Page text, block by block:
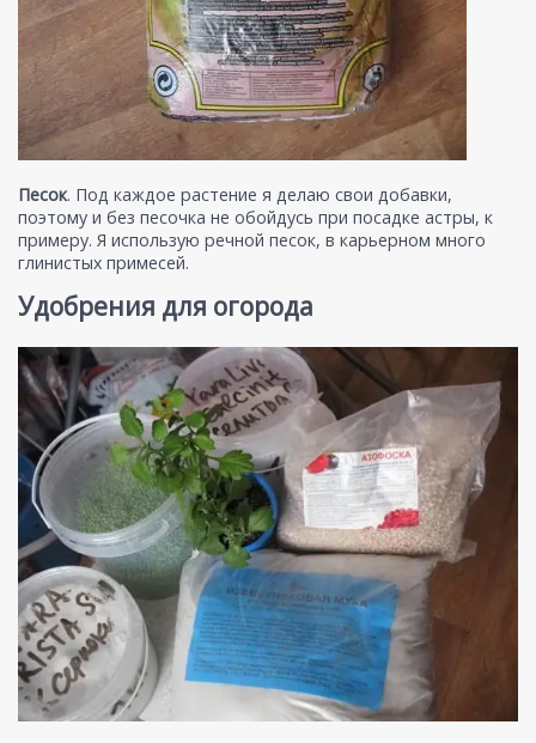
Песок. Под каждое растение я делаю свои добавки,
поэтому и без песочка не обойдусь при посадке астры, к
примеру. Я использую речной песок, в карьерном много
глинистых примесей.
Удобрения для огорода